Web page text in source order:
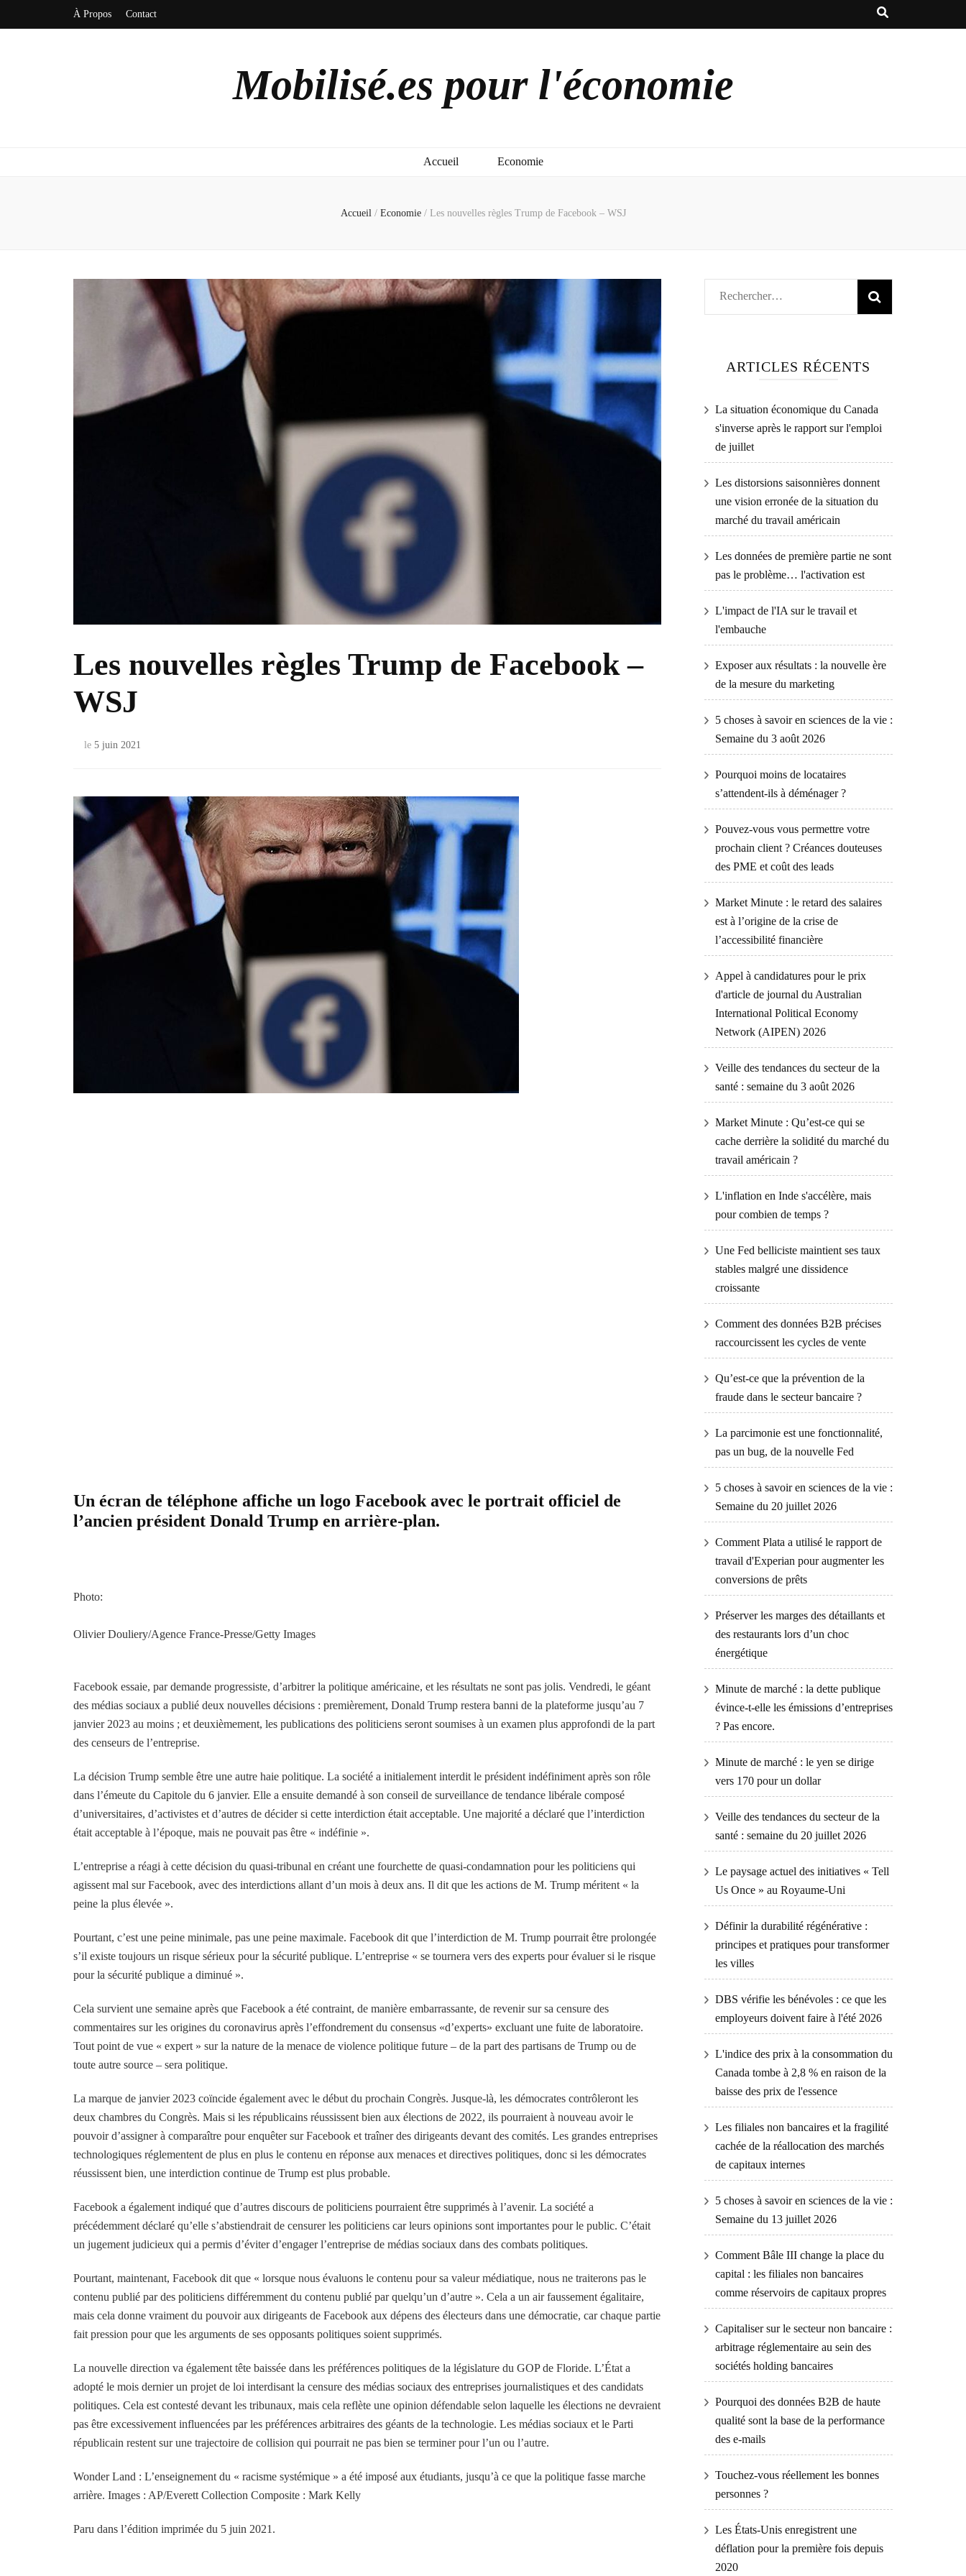
À Propos Contact
Mobilisé.es pour l'économie
Accueil Economie
Accueil / Economie / Les nouvelles règles Trump de Facebook – WSJ
Les nouvelles règles Trump de Facebook –
WSJ
le 5 juin 2021
Un écran de téléphone affiche un logo Facebook avec le portrait officiel de
l’ancien président Donald Trump en arrière-plan.
Photo:
Olivier Douliery/Agence France-Presse/Getty Images
Facebook essaie, par demande progressiste, d’arbitrer la politique américaine, et les résultats ne sont pas jolis. Vendredi, le géant
des médias sociaux a publié deux nouvelles décisions : premièrement, Donald Trump restera banni de la plateforme jusqu’au 7
janvier 2023 au moins ; et deuxièmement, les publications des politiciens seront soumises à un examen plus approfondi de la part
des censeurs de l’entreprise.
La décision Trump semble être une autre haie politique. La société a initialement interdit le président indéfiniment après son rôle
dans l’émeute du Capitole du 6 janvier. Elle a ensuite demandé à son conseil de surveillance de tendance libérale composé
d’universitaires, d’activistes et d’autres de décider si cette interdiction était acceptable. Une majorité a déclaré que l’interdiction
était acceptable à l’époque, mais ne pouvait pas être « indéfinie ».
L’entreprise a réagi à cette décision du quasi-tribunal en créant une fourchette de quasi-condamnation pour les politiciens qui
agissent mal sur Facebook, avec des interdictions allant d’un mois à deux ans. Il dit que les actions de M. Trump méritent « la
peine la plus élevée ».
Pourtant, c’est une peine minimale, pas une peine maximale. Facebook dit que l’interdiction de M. Trump pourrait être prolongée
s’il existe toujours un risque sérieux pour la sécurité publique. L’entreprise « se tournera vers des experts pour évaluer si le risque
pour la sécurité publique a diminué ».
Cela survient une semaine après que Facebook a été contraint, de manière embarrassante, de revenir sur sa censure des
commentaires sur les origines du coronavirus après l’effondrement du consensus «d’experts» excluant une fuite de laboratoire.
Tout point de vue « expert » sur la nature de la menace de violence politique future – de la part des partisans de Trump ou de
toute autre source – sera politique.
La marque de janvier 2023 coïncide également avec le début du prochain Congrès. Jusque-là, les démocrates contrôleront les
deux chambres du Congrès. Mais si les républicains réussissent bien aux élections de 2022, ils pourraient à nouveau avoir le
pouvoir d’assigner à comparaître pour enquêter sur Facebook et traîner des dirigeants devant des comités. Les grandes entreprises
technologiques réglementent de plus en plus le contenu en réponse aux menaces et directives politiques, donc si les démocrates
réussissent bien, une interdiction continue de Trump est plus probable.
Facebook a également indiqué que d’autres discours de politiciens pourraient être supprimés à l’avenir. La société a
précédemment déclaré qu’elle s’abstiendrait de censurer les politiciens car leurs opinions sont importantes pour le public. C’était
un jugement judicieux qui a permis d’éviter d’engager l’entreprise de médias sociaux dans des combats politiques.
Pourtant, maintenant, Facebook dit que « lorsque nous évaluons le contenu pour sa valeur médiatique, nous ne traiterons pas le
contenu publié par des politiciens différemment du contenu publié par quelqu’un d’autre ». Cela a un air faussement égalitaire,
mais cela donne vraiment du pouvoir aux dirigeants de Facebook aux dépens des électeurs dans une démocratie, car chaque partie
fait pression pour que les arguments de ses opposants politiques soient supprimés.
La nouvelle direction va également tête baissée dans les préférences politiques de la législature du GOP de Floride. L’État a
adopté le mois dernier un projet de loi interdisant la censure des médias sociaux des entreprises journalistiques et des candidats
politiques. Cela est contesté devant les tribunaux, mais cela reflète une opinion défendable selon laquelle les élections ne devraient
pas être excessivement influencées par les préférences arbitraires des géants de la technologie. Les médias sociaux et le Parti
républicain restent sur une trajectoire de collision qui pourrait ne pas bien se terminer pour l’un ou l’autre.
Wonder Land : L’enseignement du « racisme systémique » a été imposé aux étudiants, jusqu’à ce que la politique fasse marche
arrière. Images : AP/Everett Collection Composite : Mark Kelly
Paru dans l’édition imprimée du 5 juin 2021.
Rechercher :
ARTICLES RÉCENTS
La situation économique du Canada
s'inverse après le rapport sur l'emploi
de juillet
Les distorsions saisonnières donnent
une vision erronée de la situation du
marché du travail américain
Les données de première partie ne sont
pas le problème… l'activation est
L'impact de l'IA sur le travail et
l'embauche
Exposer aux résultats : la nouvelle ère
de la mesure du marketing
5 choses à savoir en sciences de la vie :
Semaine du 3 août 2026
Pourquoi moins de locataires
s’attendent-ils à déménager ?
Pouvez-vous vous permettre votre
prochain client ? Créances douteuses
des PME et coût des leads
Market Minute : le retard des salaires
est à l’origine de la crise de
l’accessibilité financière
Appel à candidatures pour le prix
d'article de journal du Australian
International Political Economy
Network (AIPEN) 2026
Veille des tendances du secteur de la
santé : semaine du 3 août 2026
Market Minute : Qu’est-ce qui se
cache derrière la solidité du marché du
travail américain ?
L'inflation en Inde s'accélère, mais
pour combien de temps ?
Une Fed belliciste maintient ses taux
stables malgré une dissidence
croissante
Comment des données B2B précises
raccourcissent les cycles de vente
Qu’est-ce que la prévention de la
fraude dans le secteur bancaire ?
La parcimonie est une fonctionnalité,
pas un bug, de la nouvelle Fed
5 choses à savoir en sciences de la vie :
Semaine du 20 juillet 2026
Comment Plata a utilisé le rapport de
travail d'Experian pour augmenter les
conversions de prêts
Préserver les marges des détaillants et
des restaurants lors d’un choc
énergétique
Minute de marché : la dette publique
évince-t-elle les émissions d’entreprises
? Pas encore.
Minute de marché : le yen se dirige
vers 170 pour un dollar
Veille des tendances du secteur de la
santé : semaine du 20 juillet 2026
Le paysage actuel des initiatives « Tell
Us Once » au Royaume-Uni
Définir la durabilité régénérative :
principes et pratiques pour transformer
les villes
DBS vérifie les bénévoles : ce que les
employeurs doivent faire à l'été 2026
L'indice des prix à la consommation du
Canada tombe à 2,8 % en raison de la
baisse des prix de l'essence
Les filiales non bancaires et la fragilité
cachée de la réallocation des marchés
de capitaux internes
5 choses à savoir en sciences de la vie :
Semaine du 13 juillet 2026
Comment Bâle III change la place du
capital : les filiales non bancaires
comme réservoirs de capitaux propres
Capitaliser sur le secteur non bancaire :
arbitrage réglementaire au sein des
sociétés holding bancaires
Pourquoi des données B2B de haute
qualité sont la base de la performance
des e-mails
Touchez-vous réellement les bonnes
personnes ?
Les États-Unis enregistrent une
déflation pour la première fois depuis
2020